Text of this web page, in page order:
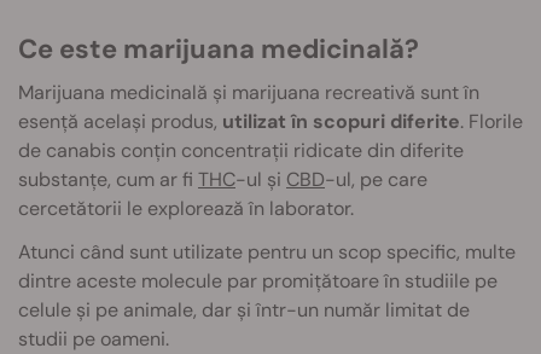
Ce este marijuana medicinală?
Marijuana medicinală și marijuana recreativă sunt în
esență același produs, utilizat în scopuri diferite. Florile
de canabis conțin concentrații ridicate din diferite
substanțe, cum ar fi THC-ul și CBD-ul, pe care
cercetătorii le explorează în laborator.
Atunci când sunt utilizate pentru un scop specific, multe
dintre aceste molecule par promițătoare în studiile pe
celule și pe animale, dar și într-un număr limitat de
studii pe oameni.